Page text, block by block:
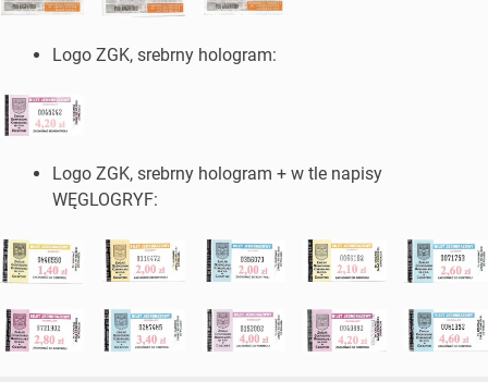
Logo ZGK, srebrny hologram:
Logo ZGK, srebrny hologram + w tle napisy
WĘGLOGRYF: